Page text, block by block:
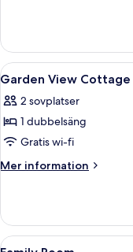
fyrbäddsrum
Öppna
alla
foton
för
Garden
View
1
Garden View Cottage
2 sovplatser
1 dubbelsäng
Gratis wi-fi
Mer information
Mer
View
Cottage
Öppna